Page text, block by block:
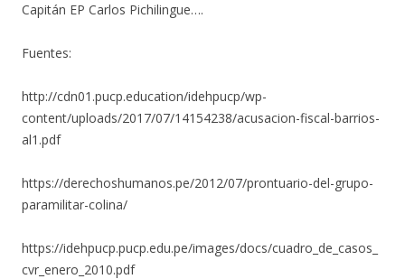
Capitán EP Carlos Pichilingue….
Fuentes:
http://cdn01.pucp.education/idehpucp/wp-
content/uploads/2017/07/14154238/acusacion-fiscal-barrios-
al1.pdf
https://derechoshumanos.pe/2012/07/prontuario-del-grupo-
paramilitar-colina/
https://idehpucp.pucp.edu.pe/images/docs/cuadro_de_casos_
cvr_enero_2010.pdf